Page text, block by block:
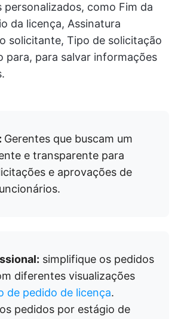
personalizados, como Fim da
da licença, Assinatura
solicitante, Tipo de solicitação
para, para salvar informações
Gerentes que buscam um
e transparente para
e aprovações de
simplifique os pedidos
diferentes visualizações
de pedido de licença.
pedidos por estágio de